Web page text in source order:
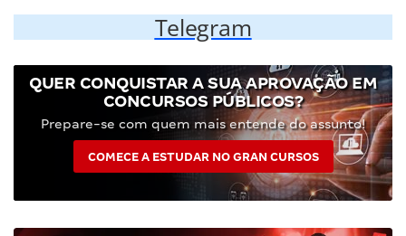
Telegram
QUER CONQUISTAR A SUA APROVAÇÃO EM
CONCURSOS PÚBLICOS?
Prepare-se com quem mais entende do assunto!
COMECE A ESTUDAR NO GRAN CURSOS